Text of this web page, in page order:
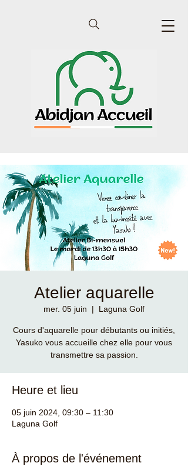
Atelier aquarelle
mer. 05 juin
  |
Laguna Golf
Cours d'aquarelle pour débutants ou initiés,
Yasuko vous accueille chez elle pour vous
transmettre sa passion.
Heure et lieu
05 juin 2024, 09:30 – 11:30
Laguna Golf
À propos de l'événement